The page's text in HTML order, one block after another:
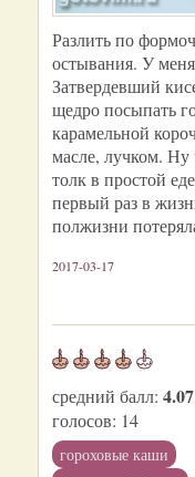
Разлить по
остывания. У
Затвердевший
щедро посыпать
карамельной
масле, лучком. Ну
толк в простой
первый раз в
полжизни
2017-03-17
средний балл: 4.07
голосов: 14
гороховые каши